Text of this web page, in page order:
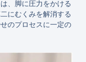
、脚に圧力をかける
にむくみを解消する
のプロセスに一定の